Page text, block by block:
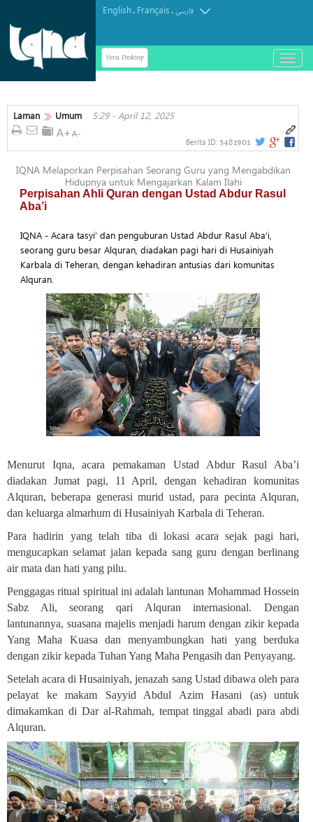
English. Français.فارسی
Versi Desktop
باز
و
کردن
Laman Umum 5:29 - April 12, 2025
Berita ID: 3481901
IQNA Melaporkan Perpisahan Seorang Guru yang Mengabdikan
Hidupnya untuk Mengajarkan Kalam Ilahi
Perpisahan Ahli Quran dengan Ustad Abdur Rasul
Aba’i
IQNA - Acara tasyi’ dan penguburan Ustad Abdur Rasul Aba’i,
seorang guru besar Alquran, diadakan pagi hari di Husainiyah
Karbala di Teheran, dengan kehadiran antusias dari komunitas
Alquran.
Menurut Iqna, acara pemakaman Ustad Abdur Rasul Aba’i
diadakan Jumat pagi, 11 April, dengan kehadiran komunitas
Alquran, beberapa generasi murid ustad, para pecinta Alquran,
dan keluarga almarhum di Husainiyah Karbala di Teheran.
Para hadirin yang telah tiba di lokasi acara sejak pagi hari,
mengucapkan selamat jalan kepada sang guru dengan berlinang
air mata dan hati yang pilu.
Penggagas ritual spiritual ini adalah lantunan Mohammad Hossein
Sabz Ali, seorang qari
Alquran internasional. Dengan
lantunannya, suasana majelis menjadi harum dengan zikir kepada
Yang Maha Kuasa dan menyambungkan hati yang berduka
dengan zikir kepada Tuhan Yang Maha Pengasih dan Penyayang.
Setelah acara di Husainiyah, jenazah sang Ustad dibawa oleh para
pelayat ke makam Sayyid Abdul Azim Hasani (as) untuk
dimakamkan di Dar al-Rahmah, tempat tinggal abadi para abdi
Alquran.